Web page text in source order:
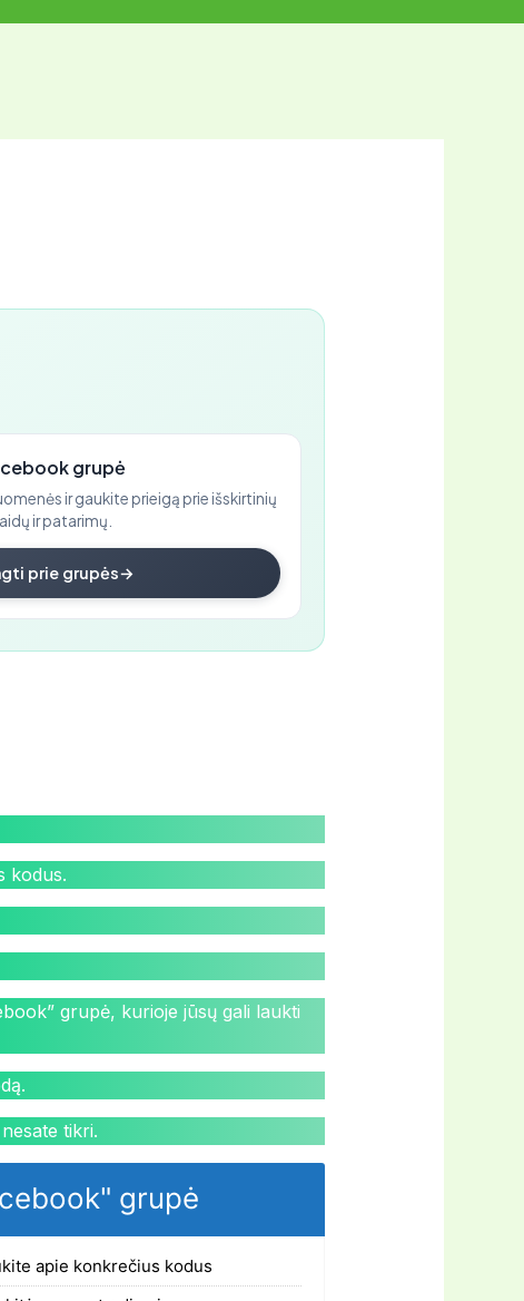
grupė
ir gaukite prieigą prie išskirtinių
ir patarimų.
prie grupės→
kodus.
grupė, kurioje jūsų gali laukti
tikri.
grupė
apie konkrečius kodus